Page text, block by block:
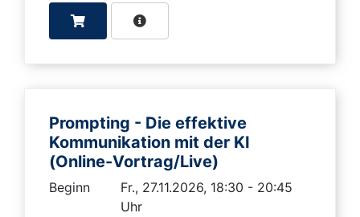
Prompting - Die effektive
Kommunikation mit der KI
(Online-Vortrag/Live)
Beginn
Fr., 27.11.2026, 18:30 - 20:45
Uhr